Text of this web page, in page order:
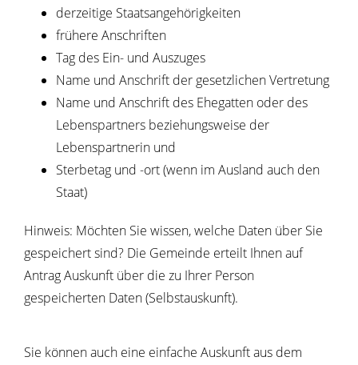
derzeitige Staatsangehörigkeiten
frühere Anschriften
Tag des Ein- und Auszuges
Name und Anschrift der gesetzlichen Vertretung
Name und Anschrift des Ehegatten oder des
Lebenspartners beziehungsweise der
Lebenspartnerin und
Sterbetag und -ort (wenn im Ausland auch den
Staat)
Hinweis: Möchten Sie wissen, welche Daten über Sie
gespeichert sind? Die Gemeinde erteilt Ihnen auf
Antrag Auskunft über die zu Ihrer Person
gespeicherten Daten (Selbstauskunft).
Sie können auch eine einfache Auskunft aus dem